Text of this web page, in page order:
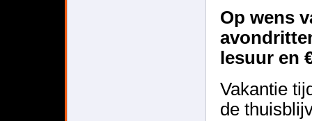
Op wens
lesuur en
Vakantie
de